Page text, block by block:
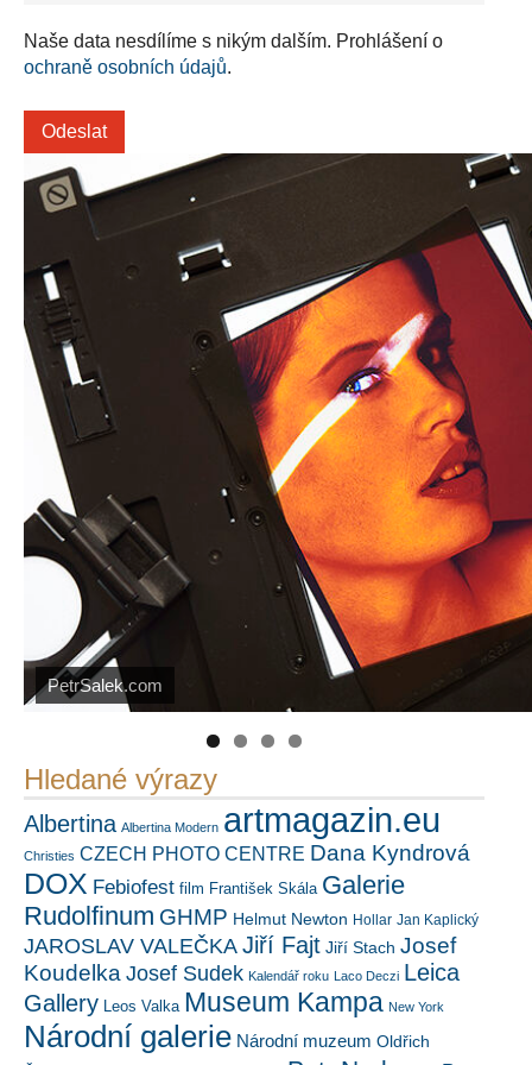
Naše data nesdílíme s nikým dalším. Prohlášení o
ochraně osobních údajů.
PetrSalek.com
https://kuula.co/profile/PetrSalek/collections
Náš mediální partner
Hledané výrazy
Albertina Albertina Modern artmagazin.eu
Christies CZECH PHOTO CENTRE Dana Kyndrová
DOX Febiofest film František Skála Galerie
Rudolfinum GHMP Helmut Newton Hollar Jan Kaplický
JAROSLAV VALEČKA Jiří Fajt Jiří Stach Josef
Koudelka Josef Sudek Kalendář roku Laco Deczi Leica
Gallery Leos Valka Museum Kampa New York
Národní galerie Národní muzeum Oldřich